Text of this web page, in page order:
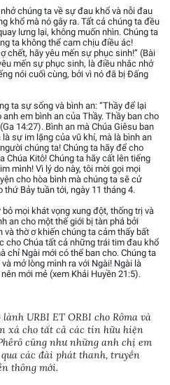
chúng ta về sự đau khổ và nỗi đau
khổ mà nó gây ra. Tất cả chúng ta đều
lưng lại, không muốn nhìn. Chúng ta
ta không thể cam chịu điều ác!
chết, hãy yêu mến sự phục sinh!” (Bài
mến sự phục sinh, là điều nhắc nhở
nói cuối cùng, bởi vì nó đã bị Đấng
ta sự sống và bình an: “Thầy để lại
em bình an của Thầy. Thầy ban cho
14:27). Bình an mà Chúa Giêsu ban
sự im lặng của vũ khí, mà là bình an
chúng ta! Chúng ta hãy để cho
Chúa Kitô! Chúng ta hãy cất lên tiếng
mình! Vì lý do này, tôi mời gọi mọi
cho hòa bình mà chúng ta sẽ cử
Bảy tuần tới, ngày 11 tháng 4.
mọi khát vọng xung đột, thống trị và
an cho một thế giới bị tàn phá bởi
và thờ ơ khiến chúng ta cảm thấy bất
cho Chúa tất cả những trái tim đau khổ
chỉ Ngài mới có thể ban cho. Chúng ta
mở lòng mình ra với Ngài! Ngài là
mới mẻ (xem Khải Huyền 21:5).
URBI ET ORBI cho Rôma và
xá cho tất cả các tín hữu hiện
cũng như những anh chị em
các đài phát thanh, truyền
thông mới.